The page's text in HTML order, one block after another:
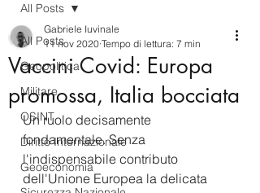
All Posts
Geopolitica
Militare
OSINT
Diritto Internazionale
Geoeconomia
All Posts
Vaccini Covid: Europa
promossa, Italia bocciata
Gabriele Iuvinale
11 nov 2020 Tempo di lettura: 7 min
Un ruolo decisamente
fondamentale. Senza
l'indispensabile contributo
dell'Unione Europea la delicata